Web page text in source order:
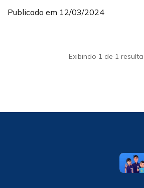
Publicado em 12/03/2024
Exibindo 1 de 1